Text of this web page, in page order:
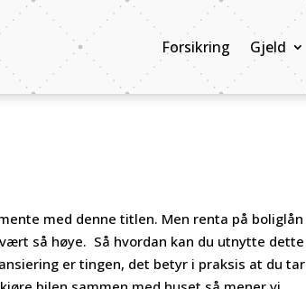
Forsikring Gjeld
med denne titlen. Men renta på boliglån
så høye. Så hvordan kan du utnytte dette
er tingen, det betyr i praksis at du tar